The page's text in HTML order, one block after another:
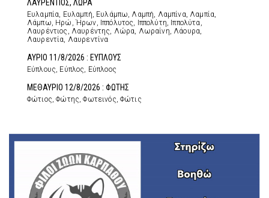
ΛΑΥΡΕΝΤΙΟΣ, ΛΩΡΑ
Ευλαμπία, Ευλαμπή, Ευλάμπω, Λαμπή, Λαμπίνα, Λαμπία,
Λάμπω, Ηρώ, Ήρων, Ιππόλυτος, Ιππολύτη, Ιππολύτα,
Λαυρέντιος, Λαυρέντης, Λώρα, Λωραίνη, Λάουρα,
Λαυρεντία, Λαυρεντίνα
ΑΥΡΙΟ 11/8/2026 : ΕΥΠΛΟΥΣ
Εύπλους, Εύπλος, Εύπλοος
ΜΕΘΑΥΡΙΟ 12/8/2026 : ΦΩΤΗΣ
Φώτιος, Φώτης, Φωτεινός, Φώτις